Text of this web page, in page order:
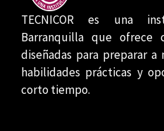
TECNICOR es una
Barranquilla que ofrece
diseñadas para preparar
habilidades prácticas y
corto tiempo.